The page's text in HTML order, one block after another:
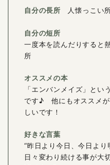
自分の長所 人懐っこい
自分の短所
一度本を読んだりすると
所
オススメの本
「エンバンメイズ」とい
です♪ 他にもオススメが
しいです！
好きな言葉
“昨日より今日、今日より
日々変わり続ける事が大